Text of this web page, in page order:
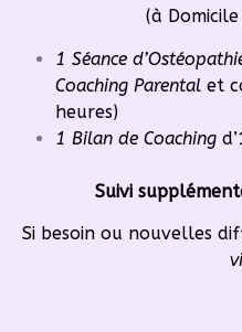
(à
1 Séance
Coaching Parental et
heures)
1 Bilan de Coaching
Suivi
Si besoin ou nouvelles